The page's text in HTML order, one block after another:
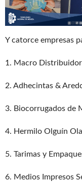
Y catorce empresas
1. Macro
2. Adhecintas &
3. Biocorrugados de
4. Hermilo Olguín
5. Tarimas y
6. Medios Impresos